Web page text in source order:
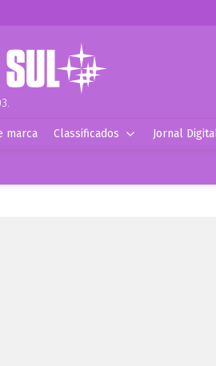
marca Classificados Jornal